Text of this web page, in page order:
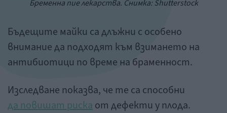
Бременна пие лекарства. Снимка: Shutterstock
Бъдещите майки са длъжни с особено
внимание да подходят към взимането на
антибиотици по време на браменност.
Изследване показва, че те са способни
да повишат рискаот дефекти у плода.